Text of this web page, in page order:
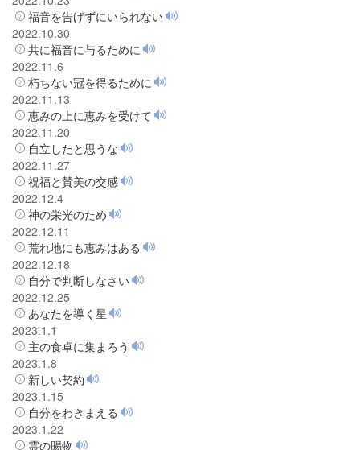
福音を告げずにいられない
2022.10.30
共に福音に与るために
2022.11.6
朽ちない冠を得るために
2022.11.13
恵みの上に恵みを受けて
2022.11.20
自立したと思うな
2022.11.27
祝福と賛美の交感
2022.12.4
神の栄光のため
2022.12.11
荒れ地にも恵みはある
2022.12.18
自分で判断しなさい
2022.12.25
あなたを導く星
2023.1.1
主の食卓に集まろう
2023.1.8
新しい契約
2023.1.15
自分をわきまえる
2023.1.22
霊の賜物